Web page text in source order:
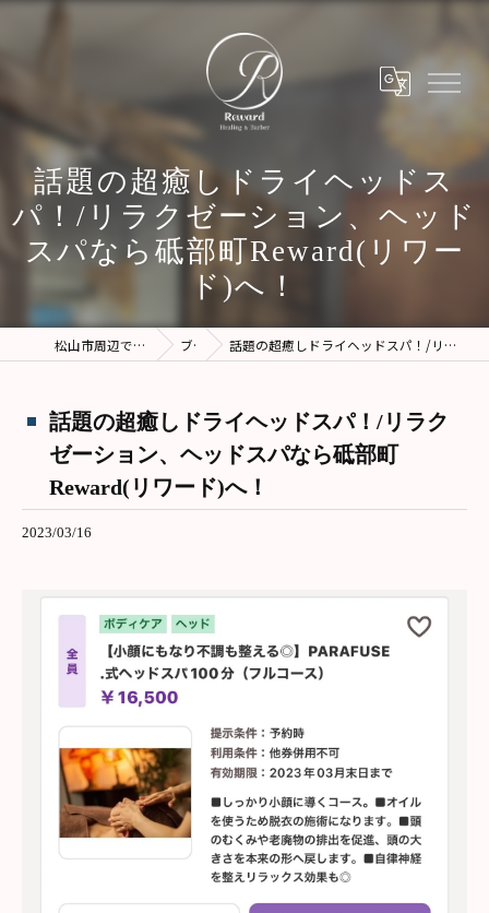
話題の超癒しドライヘッドス
パ！/リラクゼーション、ヘッド
スパなら砥部町Reward(リワー
ド)へ！
松山市周辺でエステに行くならReward ブログ 話題の超癒しドライヘッドスパ！/リラクゼーション、ヘッドスパなら砥部町Reward(リワード)へ！
話題の超癒しドライヘッドスパ！/リラク
ゼーション、ヘッドスパなら砥部町
Reward(リワード)へ！
2023/03/16